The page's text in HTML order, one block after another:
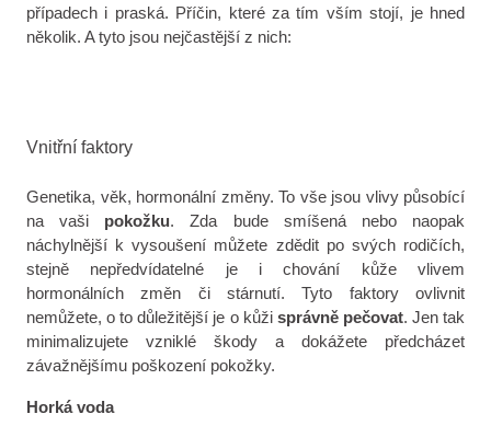
případech i praská. Příčin, které za tím vším stojí, je hned
několik. A tyto jsou nejčastější z nich:
Vnitřní faktory
Genetika, věk, hormonální změny. To vše jsou vlivy působící
na vaši pokožku. Zda bude smíšená nebo naopak
náchylnější k vysoušení můžete zdědit po svých rodičích,
stejně nepředvídatelné je i chování kůže vlivem
hormonálních změn či stárnutí. Tyto faktory ovlivnit
nemůžete, o to důležitější je o kůži správně pečovat. Jen tak
minimalizujete vzniklé škody a dokážete předcházet
závažnějšímu poškození pokožky.
Horká voda